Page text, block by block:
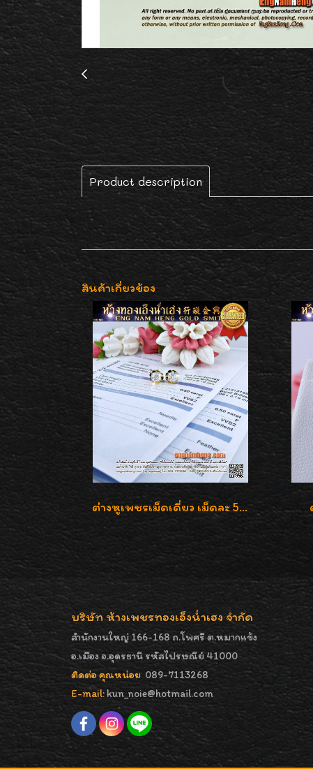
Product description
สินค้าเกี่ยวข้อง
ต่างหูเพชรเม็ดเดี่ยว เม็ดละ 50 สตางค์ คู่ละ 1 กะรัต เพชรเบลเยี่ยมคัท น้ำ 98 F-Color/ VVS2 / 3EX พร้อมใบเซอร์สถาบัน GIA มาตรฐานสากลค่ะ
บริษัท ห้างเพชรทองเอ็งน่ำเฮง จำกัด
สำนักงานใหญ่ 166-168 ถ.โพศรี ต.หมากแข้ง
อ.เมือง จ.อุดรธานี รหัสไปรษณีย์ 41000
ติดต่อ คุณหน่อย 089-7113268
E-mail:kun_noie@hotmail.com